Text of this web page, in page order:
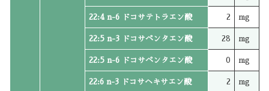
22:4 n-6 ドコサテトラエン酸 2 mg
22:5 n-3 ドコサペンタエン酸 28 mg
22:5 n-6 ドコサペンタエン酸 0 mg
22:6 n-3 ドコサヘキサエン酸 2 mg